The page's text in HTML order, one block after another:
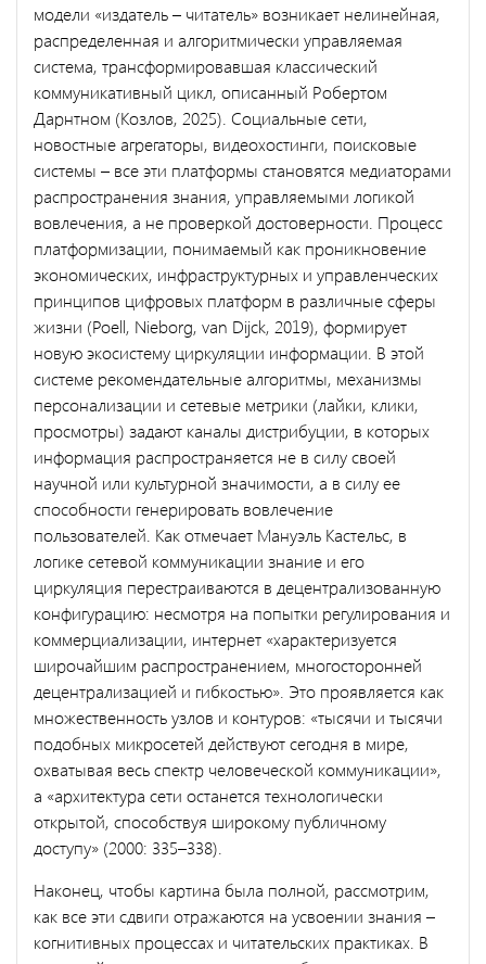
модели «издатель – читатель» возникает нелинейная,
распределенная и алгоритмически управляемая
система, трансформировавшая классический
коммуникативный цикл, описанный Робертом
Дарнтном (Козлов, 2025). Социальные сети,
новостные агрегаторы, видеохостинги, поисковые
системы – все эти платформы становятся медиаторами
распространения знания, управляемыми логикой
вовлечения, а не проверкой достоверности. Процесс
платформизации, понимаемый как проникновение
экономических, инфраструктурных и управленческих
принципов цифровых платформ в различные сферы
жизни (Poell, Nieborg, van Dijck, 2019), формирует
новую экосистему циркуляции информации. В этой
системе рекомендательные алгоритмы, механизмы
персонализации и сетевые метрики (лайки, клики,
просмотры) задают каналы дистрибуции, в которых
информация распространяется не в силу своей
научной или культурной значимости, а в силу ее
способности генерировать вовлечение
пользователей. Как отмечает Мануэль Кастельс, в
логике сетевой коммуникации знание и его
циркуляция перестраиваются в децентрализованную
конфигурацию: несмотря на попытки регулирования и
коммерциализации, интернет «характеризуется
широчайшим распространением, многосторонней
децентрализацией и гибкостью». Это проявляется как
множественность узлов и контуров: «тысячи и тысячи
подобных микросетей действуют сегодня в мире,
охватывая весь спектр человеческой коммуникации»,
а «архитектура сети останется технологически
открытой, способствуя широкому публичному
доступу» (2000: 335–338).
Наконец, чтобы картина была полной, рассмотрим,
как все эти сдвиги отражаются на усвоении знания –
когнитивных процессах и читательских практиках. В